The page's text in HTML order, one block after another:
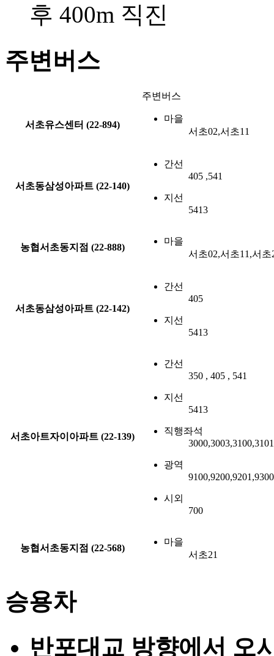
후 400m 직진
주변버스
주변버스
서초유스센터 (22-894)
마을
서초02,서초11
서초동삼성아파트 (22-140)
간선
405 ,541
지선
5413
농협서초동지점 (22-888)
마을
서초02,서초11,서초
서초동삼성아파트 (22-142)
간선
405
지선
5413
서초아트자이아파트 (22-139)
간선
350 , 405 , 541
지선
5413
직행좌석
광역
시외
700
농협서초동지점 (22-568)
마을
서초21
승용차
반포대교 방향에서 오